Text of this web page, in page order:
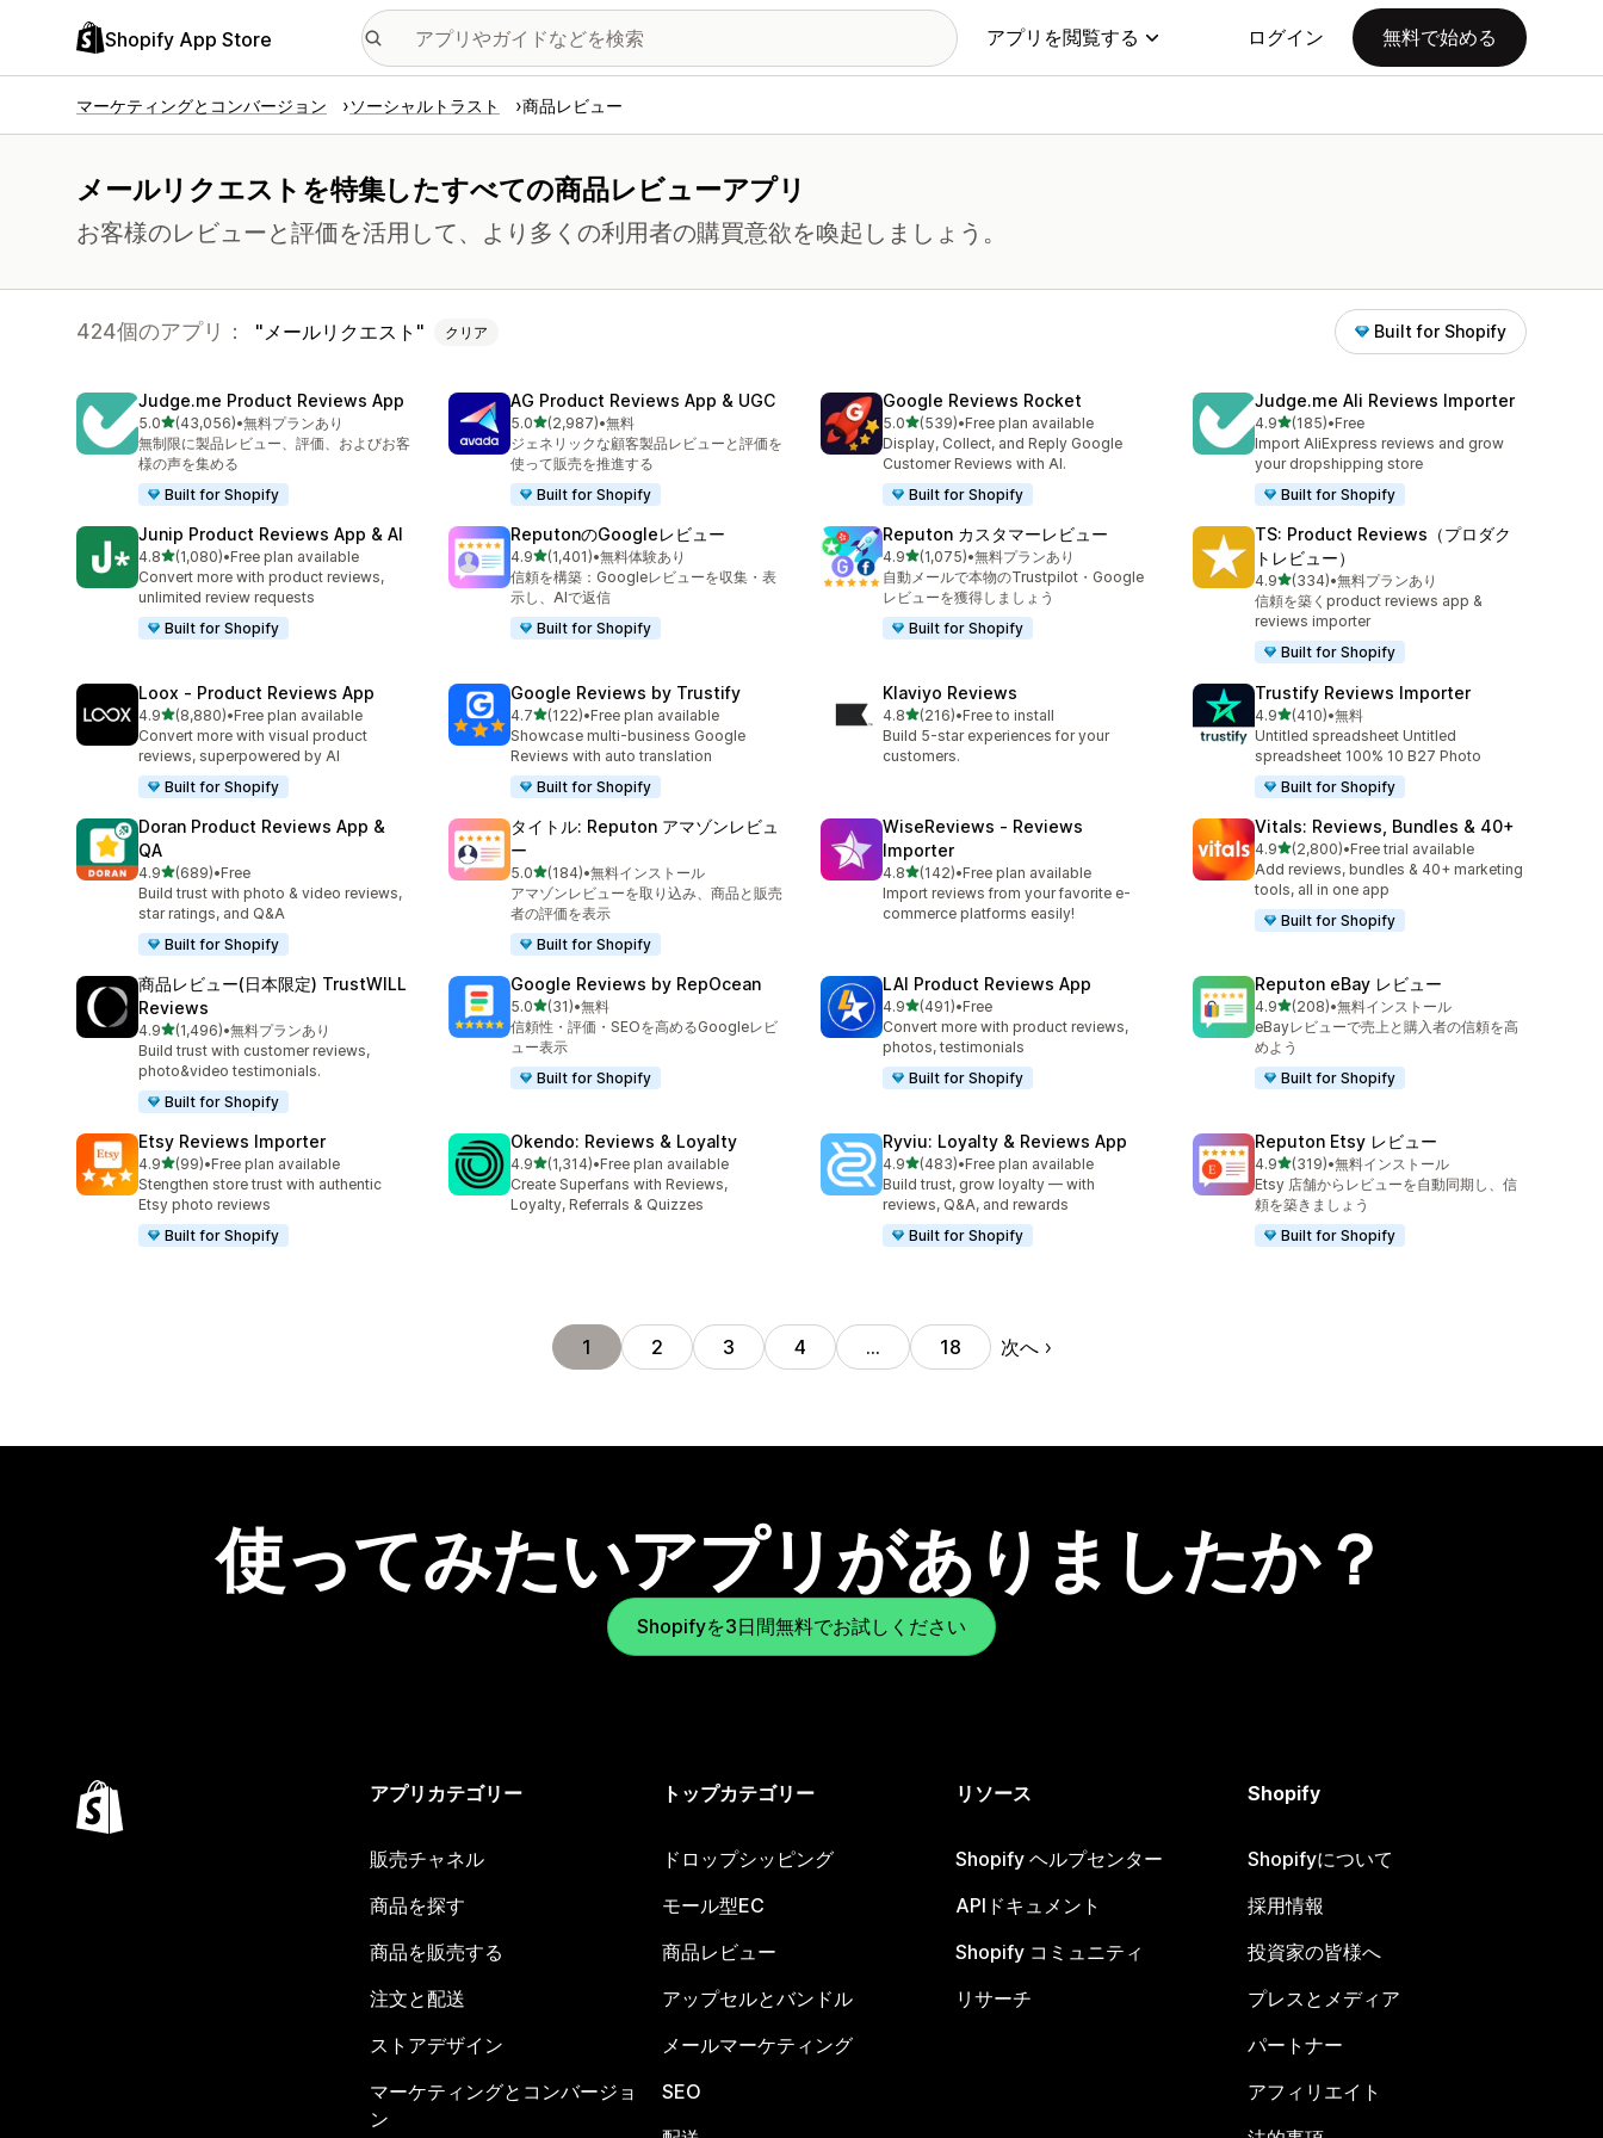
Shopify App Store アプリを閲覧する ログイン 無料で始める
マーケティングとコンバージョン ソーシャルトラスト 商品レビュー
メールリクエストを特集したすべての商品レビューアプリ
お客様のレビューと評価を活用して、より多くの利用者の購買意欲を喚起しましょう。
424個のアプリ： メールリクエスト クリア Built for Shopify
Judge.me Product Reviews App
5.05つ星中
(43,056)
合計レビュー数：43056件
•無料プランあり
無制限に製品レビュー、評価、およびお客
様の声を集める
Built for Shopify
AG Product Reviews App & UGC
5.05つ星中
(2,987)
合計レビュー数：2987件
•無料
ジェネリックな顧客製品レビューと評価を
使って販売を推進する
Built for Shopify
Google Reviews Rocket
5.05つ星中
(539)
合計レビュー数：539件
•Free plan available
Display, Collect, and Reply Google
Customer Reviews with AI.
Built for Shopify
Judge.me Ali Reviews Importer
4.95つ星中
(185)
合計レビュー数：185件
•Free
Import AliExpress reviews and grow
your dropshipping store
Built for Shopify
Junip Product Reviews App & AI
4.85つ星中
(1,080)
合計レビュー数：1080件
•Free plan available
Convert more with product reviews,
unlimited review requests
Built for Shopify
ReputonのGoogleレビュー
4.95つ星中
(1,401)
合計レビュー数：1401件
•無料体験あり
信頼を構築：Googleレビューを収集・表
示し、AIで返信
Built for Shopify
Reputon カスタマーレビュー
4.95つ星中
(1,075)
合計レビュー数：1075件
•無料プランあり
自動メールで本物のTrustpilot・Google
レビューを獲得しましょう
Built for Shopify
TS: Product Reviews（プロダク
トレビュー）
4.95つ星中
(334)
合計レビュー数：334件
•無料プランあり
信頼を築くproduct reviews app &
reviews importer
Built for Shopify
Loox ‑ Product Reviews App
4.95つ星中
(8,880)
合計レビュー数：8880件
•Free plan available
Convert more with visual product
reviews, superpowered by AI
Built for Shopify
Google Reviews by Trustify
4.75つ星中
(122)
合計レビュー数：122件
•Free plan available
Showcase multi-business Google
Reviews with auto translation
Built for Shopify
Klaviyo Reviews
4.85つ星中
(216)
合計レビュー数：216件
•Free to install
Build 5-star experiences for your
customers.
Trustify Reviews Importer
4.95つ星中
(410)
合計レビュー数：410件
•無料
Untitled spreadsheet Untitled
spreadsheet 100% 10 B27 Photo
Built for Shopify
Doran Product Reviews App &
QA
4.95つ星中
(689)
合計レビュー数：689件
•Free
Build trust with photo & video reviews,
star ratings, and Q&A
Built for Shopify
タイトル: Reputon アマゾンレビュ
ー
5.05つ星中
(184)
合計レビュー数：184件
•無料インストール
アマゾンレビューを取り込み、商品と販売
者の評価を表示
Built for Shopify
WiseReviews ‑ Reviews
Importer
4.85つ星中
(142)
合計レビュー数：142件
•Free plan available
Import reviews from your favorite e-
commerce platforms easily!
Vitals: Reviews, Bundles & 40+
4.95つ星中
(2,800)
合計レビュー数：2800件
•Free trial available
Add reviews, bundles & 40+ marketing
tools, all in one app
Built for Shopify
商品レビュー(日本限定) TrustWILL
Reviews
4.95つ星中
(1,496)
合計レビュー数：1496件
•無料プランあり
Build trust with customer reviews,
photo&video testimonials.
Built for Shopify
Google Reviews by RepOcean
5.05つ星中
(31)
合計レビュー数：31件
•無料
信頼性・評価・SEOを高めるGoogleレビ
ュー表示
Built for Shopify
LAI Product Reviews App
4.95つ星中
(491)
合計レビュー数：491件
•Free
Convert more with product reviews,
photos, testimonials
Built for Shopify
Reputon eBay レビュー
4.95つ星中
(208)
合計レビュー数：208件
•無料インストール
eBayレビューで売上と購入者の信頼を高
めよう
Built for Shopify
Etsy Reviews Importer
4.95つ星中
(99)
合計レビュー数：99件
•Free plan available
Stengthen store trust with authentic
Etsy photo reviews
Built for Shopify
Okendo: Reviews & Loyalty
4.95つ星中
(1,314)
合計レビュー数：1314件
•Free plan available
Create Superfans with Reviews,
Loyalty, Referrals & Quizzes
Ryviu: Loyalty & Reviews App
4.95つ星中
(483)
合計レビュー数：483件
•Free plan available
Build trust, grow loyalty — with
reviews, Q&A, and rewards
Built for Shopify
Reputon Etsy レビュー
4.95つ星中
(319)
合計レビュー数：319件
•無料インストール
Etsy 店舗からレビューを自動同期し、信
頼を築きましょう
Built for Shopify
1 2 3 4 … 18 次へ
使ってみたいアプリがありましたか？
Shopifyを3日間無料でお試しください
アプリカテゴリー
販売チャネル
商品を探す
商品を販売する
注文と配送
ストアデザイン
マーケティングとコンバージョ
ン
トップカテゴリー
ドロップシッピング
モール型EC
商品レビュー
アップセルとバンドル
メールマーケティング
SEO
リソース
Shopify ヘルプセンター
APIドキュメント
Shopify コミュニティ
リサーチ
Shopify
Shopifyについて
採用情報
投資家の皆様へ
プレスとメディア
パートナー
アフィリエイト